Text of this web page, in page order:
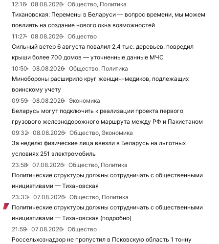
12:16
08.08.2026
Общество, Политика
Тихановская: Перемены в Беларуси — вопрос времени, мы можем
повлиять на создание нового окна возможностей
11:27
08.08.2026
Общество
Сильный ветер 6 августа повалил 2,4 тыс. деревьев, повредил
крыши более 700 домов — уточненные данные МЧС
10:50
08.08.2026
Общество, Политика
Минобороны расширило круг женщин-медиков, подлежащих
воинскому учету
09:59
08.08.2026
Экономика
Беларусь могут подключить к реализации проекта первого
грузового железнодорожного маршрута между РФ и Пакистаном
09:32
08.08.2026
Общество, Экономика
За неделю физические лица ввезли в Беларусь на льготных
условиях 251 электромобиль
23:58
07.08.2026
Общество, Политика
Политические структуры должны сотрудничать с общественными
инициативами — Тихановская
23:33
07.08.2026
Общество, Политика
Политические структуры должны сотрудничать с общественными
инициативами — Тихановская (подробно)
21:59
07.08.2026
Общество
Россельхознадзор не пропустил в Псковскую область 1 тонну